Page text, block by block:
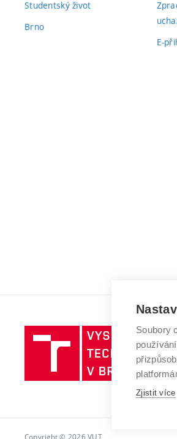
Studentský život
Brno
E-
Copyright © 2026 VUT
Soubory
Zjistit více